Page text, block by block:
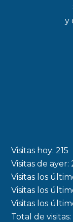
y
Visitas hoy:215
Visitas de ayer:
Visitas los
Visitas los
Visitas los
Total de visitas: